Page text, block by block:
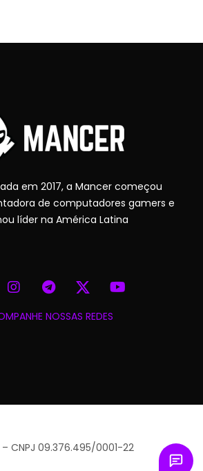
em 2017, a Mancer começou
de computadores gamers e
líder na América Latina
NOSSAS REDES
CNPJ 09.376.495/0001-22